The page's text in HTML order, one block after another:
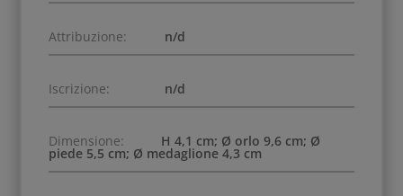
Attribuzione: n/d
Iscrizione: n/d
Dimensione: H 4,1 cm; Ø orlo 9,6 cm; Ø
piede 5,5 cm; Ø medaglione 4,3 cm